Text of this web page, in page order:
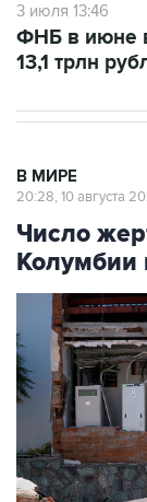
3 июля 13:46
ФНБ в июне
13,1 трлн
В МИРЕ
20:28, 10 августа
Число
Колумбии